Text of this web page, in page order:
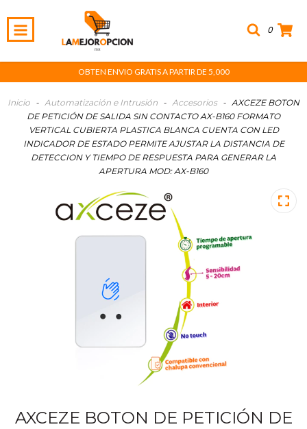
0
OBTEN ENVIO GRATIS A PARTIR DE 5,000
Inicio - Automatización e Intrusión - Accesorios - AXCEZE BOTON
DE PETICIÓN DE SALIDA SIN CONTACTO AX-B160 FORMATO
VERTICAL CUBIERTA PLASTICA BLANCA CUENTA CON LED
INDICADOR DE ESTADO PERMITE AJUSTAR LA DISTANCIA DE
DETECCION Y TIEMPO DE RESPUESTA PARA GENERAR LA
APERTURA MOD: AX-B160
AXCEZE BOTON DE PETICIÓN DE